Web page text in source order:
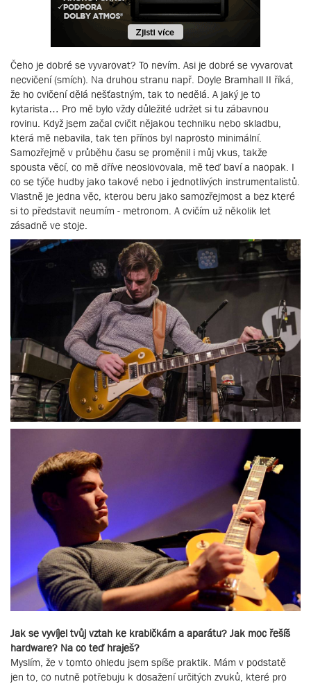
Čeho je dobré se vyvarovat? To nevím. Asi je dobré se vyvarovat
necvičení (smích). Na druhou stranu např. Doyle Bramhall II říká,
že ho cvičení dělá nešťastným, tak to nedělá. A jaký je to
kytarista… Pro mě bylo vždy důležité udržet si tu zábavnou
rovinu. Když jsem začal cvičit nějakou techniku nebo skladbu,
která mě nebavila, tak ten přínos byl naprosto minimální.
Samozřejmě v průběhu času se proměnil i můj vkus, takže
spousta věcí, co mě dříve neoslovovala, mě teď baví a naopak. I
co se týče hudby jako takové nebo i jednotlivých instrumentalistů.
Vlastně je jedna věc, kterou beru jako samozřejmost a bez které
si to představit neumím - metronom. A cvičím už několik let
zásadně ve stoje.
Jak se vyvíjel tvůj vztah ke krabičkám a aparátu? Jak moc řešíš
hardware? Na co teď hraješ?
Myslím, že v tomto ohledu jsem spíše praktik. Mám v podstatě
jen to, co nutně potřebuju k dosažení určitých zvuků, které pro